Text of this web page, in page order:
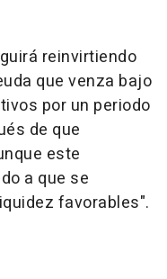
reinvirtiendo
que venza bajo
por un periodo
de que
este
a que se
favorables".